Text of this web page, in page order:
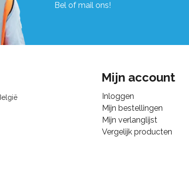
Bel of mail ons!
Mijn account
Inloggen
Mijn bestellingen
Mijn verlanglijst
Vergelijk producten